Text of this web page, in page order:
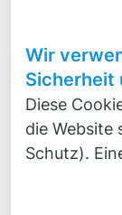
Wir
Sicherheit
Diese
die Website
Schutz).